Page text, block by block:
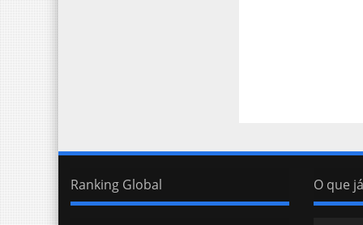
Ranking Global O que